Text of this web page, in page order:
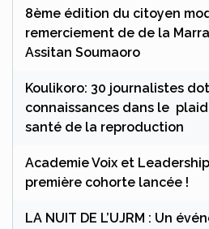
8ème édition du citoyen
remerciement de de la
Assitan Soumaoro
Koulikoro: 30 journalistes
connaissances dans le
santé de la reproduction
Academie Voix et
première cohorte lancée !
LA NUIT DE L’UJRM : Un